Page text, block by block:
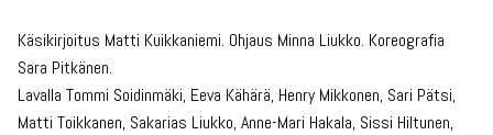
Käsikirjoitus Matti Kuikkaniemi. Ohjaus Minna Liukko. Koreografia
Sara Pitkänen.
Lavalla Tommi Soidinmäki, Eeva Kähärä, Henry Mikkonen, Sari Pätsi,
Matti Toikkanen, Sakarias Liukko, Anne-Mari Hakala, Sissi Hiltunen,